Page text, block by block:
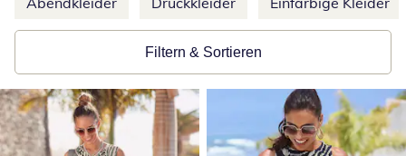
Filtern & Sortieren